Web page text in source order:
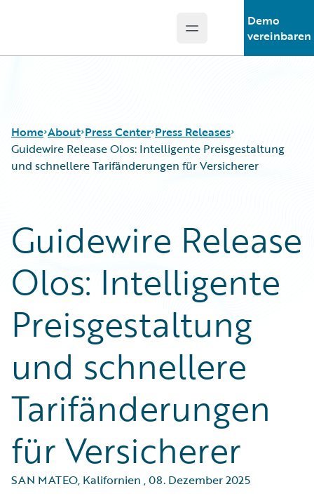
Open main menu
Demo
vereinbaren
Home About Press Center Press Releases
Guidewire Release Olos: Intelligente Preisgestaltung
und schnellere Tarifänderungen für Versicherer
Guidewire Release
Olos: Intelligente
Preisgestaltung
und schnellere
Tarifänderungen
für Versicherer
SAN MATEO, Kalifornien ,08. Dezember 2025